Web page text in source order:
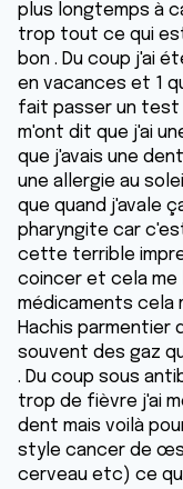
plus longtemps à
trop tout ce qui
bon . Du coup j'ai
en vacances et 1
fait passer un test
m'ont dit que j'ai
que j'avais une
une allergie au
que quand j'avale
pharyngite car
cette terrible
coincer et cela
médicaments cela
Hachis parmentier
souvent des gaz
. Du coup sous
trop de fièvre j'ai
dent mais voilà
style cancer de
cerveau etc) ce